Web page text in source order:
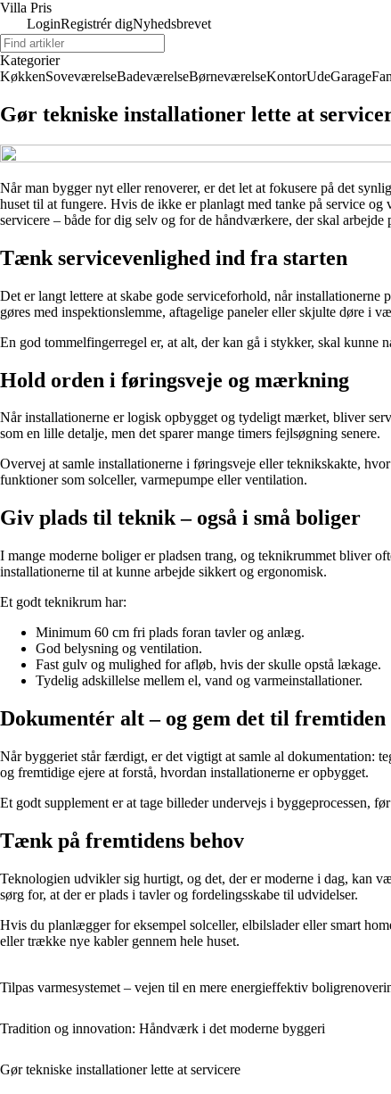
Villa Pris
LoginRegistrér digNyhedsbrevet
Kategorier
KøkkenSoveværelseBadeværelseBørneværelseKontorUdeGarage
Gør tekniske installationer lette at
Når man bygger nyt eller renoverer, er det let at fokusere på det
huset til at fungere. Hvis de ikke er planlagt med tanke på service
servicere – både for dig selv og for de håndværkere, der skal arbejde
Tænk servicevenlighed ind fra starten
Det er langt lettere at skabe gode serviceforhold, når
gøres med inspektionslemme, aftagelige paneler eller skjulte døre i
En god tommelfingerregel er, at alt, der kan gå i stykker, skal
Hold orden i føringsveje og mærkning
Når installationerne er logisk opbygget og tydeligt mærket, bliver
som en lille detalje, men det sparer mange timers fejlsøgning senere.
Overvej at samle installationerne i føringsveje eller teknikskakte,
funktioner som solceller, varmepumpe eller ventilation.
Giv plads til teknik – også i små boliger
I mange moderne boliger er pladsen trang, og teknikrummet bliver
installationerne til at kunne arbejde sikkert og ergonomisk.
Et godt teknikrum har:
Minimum 60 cm fri plads foran tavler og anlæg.
God belysning og ventilation.
Fast gulv og mulighed for afløb, hvis der skulle opstå lækage.
Tydelig adskillelse mellem el, vand og varmeinstallationer.
Dokumentér alt – og gem det til fremtiden
Når byggeriet står færdigt, er det vigtigt at samle al dokumentation:
og fremtidige ejere at forstå, hvordan installationerne er opbygget.
Et godt supplement er at tage billeder undervejs i byggeprocessen,
Tænk på fremtidens behov
Teknologien udvikler sig hurtigt, og det, der er moderne i dag, kan
sørg for, at der er plads i tavler og fordelingsskabe til udvidelser.
Hvis du planlægger for eksempel solceller, elbilslader eller smart
eller trække nye kabler gennem hele huset.
Tilpas varmesystemet – vejen til en mere energieffektiv
Tradition og innovation: Håndværk i det moderne byggeri
Gør tekniske installationer lette at servicere